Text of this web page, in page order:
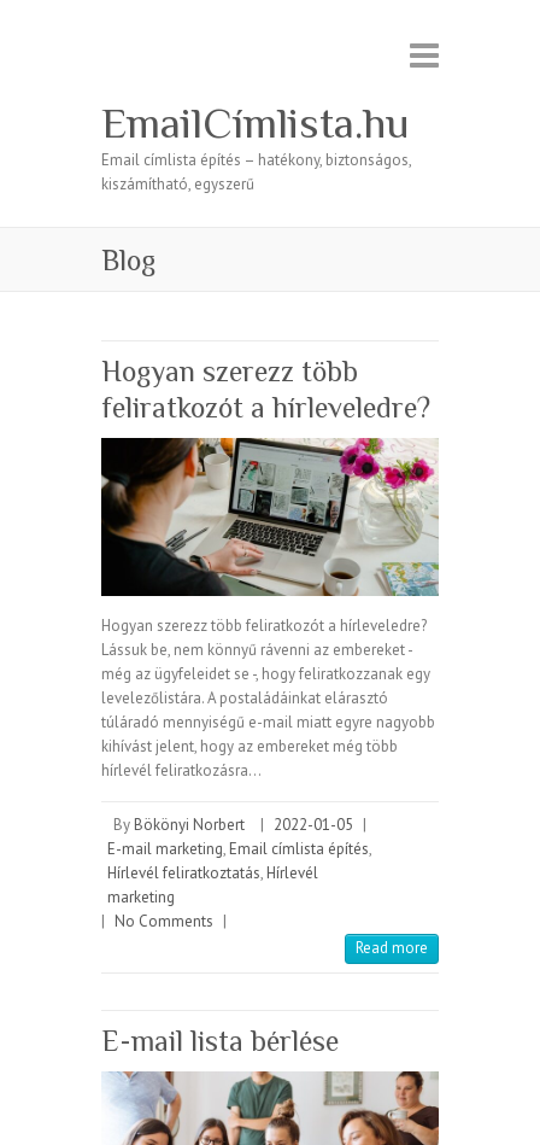
EmailCímlista.hu
Email címlista építés – hatékony, biztonságos,
kiszámítható, egyszerű
Blog
Hogyan szerezz több
feliratkozót a hírleveledre?
Hogyan szerezz több feliratkozót a hírleveledre?
Lássuk be, nem könnyű rávenni az embereket -
még az ügyfeleidet se -, hogy feliratkozzanak egy
levelezőlistára. A postaládáinkat elárasztó
túláradó mennyiségű e-mail miatt egyre nagyobb
kihívást jelent, hogy az embereket még több
hírlevél feliratkozásra…
By Bökönyi Norbert | 2022-01-05 |
E-mail marketing, Email címlista építés,
Hírlevél feliratkoztatás, Hírlevél
marketing
| No Comments |
Read more
E-mail lista bérlése